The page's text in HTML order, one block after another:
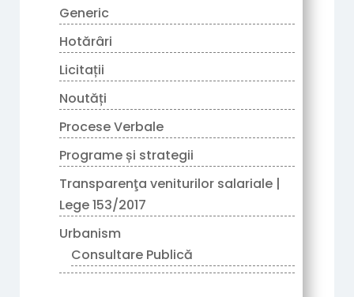
Generic
Hotărâri
Licitații
Noutăți
Procese Verbale
Programe și strategii
Transparenţa veniturilor salariale |
Lege 153/2017
Urbanism
Consultare Publică